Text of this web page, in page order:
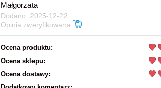
Małgorzata
Dodano: 2025-12-22
Opinia zweryfikowana
Ocena produktu:
Ocena sklepu:
Ocena dostawy: